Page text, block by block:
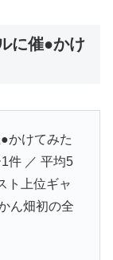
に催●かけ
かけてみた
件 ／ 平均5
ト上位ギャ
ん畑初の全